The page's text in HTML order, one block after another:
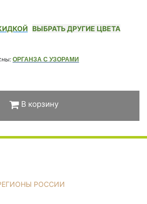
ВЫБРАТЬ ДРУГИЕ ЦВЕТА
ОРГАНЗА С УЗОРАМИ
В корзину
РОССИИ